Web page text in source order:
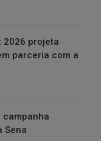
2026 projeta
parceria com a
campanha
Sena